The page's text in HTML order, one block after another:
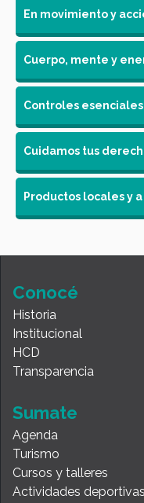
En movimiento y
Cuerpo, mente y
Controles
Cuidamos tus
Productos locales y
Conocé
Historia
Institucional
HCD
Transparencia
Sumate
Agenda
Turismo
Cursos y talleres
Actividades deportivas